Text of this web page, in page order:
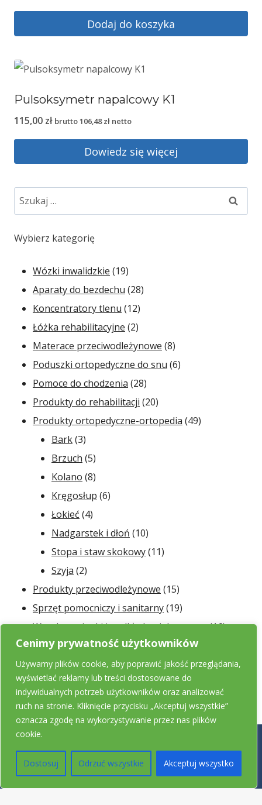
Cenimy prywatność użytkowników
Używamy plików cookie, aby poprawić jakość przeglądania,
wyświetlać reklamy lub treści dostosowane do
indywidualnych potrzeb użytkowników oraz analizować
ruch na stronie. Kliknięcie przycisku „Akceptuj wszystkie”
oznacza zgodę na wykorzystywanie przez nas plików
cookie.
Dostosuj Odrzuć wszystkie Akceptuj wszystko
Dodaj do koszyka
Pulsoksymetr napalcowy K1
115,00 zł brutto106,48zł netto
Dowiedz się więcej
Szukaj:
Wybierz kategorię
Wózki inwalidzkie 1919
produktów
Aparaty do bezdechu 2828
Koncentratory tlenu 1212
produktów
Łóżka rehabilitacyjne 22
produkty
Materace przeciwodleżynowe 88
produktów
Poduszki ortopedyczne do snu 66
Pomoce do chodzenia 2828
produktów
Produkty do rehabilitacji 2020
produktów
Produkty ortopedyczne-ortopedia 4949
Bark 33
produkty
Brzuch 55
produktów
Kolano 88
produktów
Kręgosłup 66
Łokieć 44
produkty
Nadgarstek i dłoń 1010
produktów
Stopa i staw skokowy 1111
Szyja 22
produkty
Produkty przeciwodleżynowe 1515
produktów
Sprzęt pomocniczy i sanitarny 1919
produktów
Wyroby z pianki i podkłady wielorazowe 1616